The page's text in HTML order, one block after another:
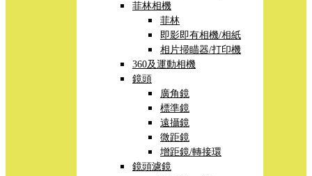
菲林相機
菲林
即影即有相機/相紙
相片掃瞄器/打印機
360及運動相機
鏡頭
廣角鏡
標準鏡
遠攝鏡
微距鏡
增距鏡/轉接環
鏡頭濾鏡